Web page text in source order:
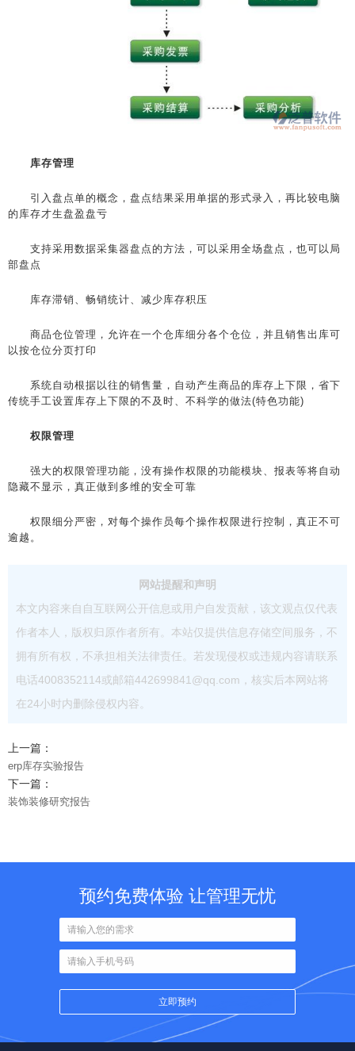
库存管理
引入盘点单的概念，盘点结果采用单据的形式录入，再比较电脑
的库存才生盘盈盘亏
支持采用数据采集器盘点的方法，可以采用全场盘点，也可以局
部盘点
库存滞销、畅销统计、减少库存积压
商品仓位管理，允许在一个仓库细分各个仓位，并且销售出库可
以按仓位分页打印
系统自动根据以往的销售量，自动产生商品的库存上下限，省下
传统手工设置库存上下限的不及时、不科学的做法(特色功能)
权限管理
强大的权限管理功能，没有操作权限的功能模块、报表等将自动
隐藏不显示，真正做到多维的安全可靠
权限细分严密，对每个操作员每个操作权限进行控制，真正不可
逾越。
网站提醒和声明
本文内容来自自互联网公开信息或用户自发贡献，该文观点仅代表
作者本人，版权归原作者所有。本站仅提供信息存储空间服务，不
拥有所有权，不承担相关法律责任。若发现侵权或违规内容请联系
电话4008352114或邮箱442699841@qq.com，核实后本网站将
在24小时内删除侵权内容。
上一篇：
erp库存实验报告
下一篇：
装饰装修研究报告
预约免费体验 让管理无忧